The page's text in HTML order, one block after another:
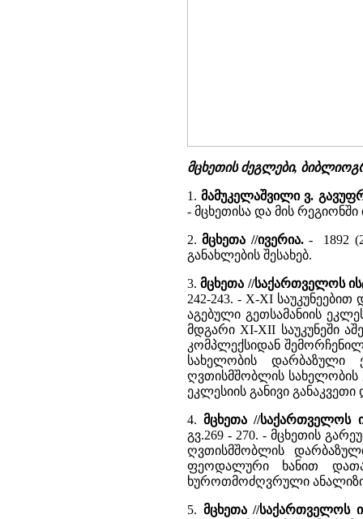
მცხეთის ძეგლები,
1.მამუკელაშვილი ვ.
- მცხეთისა და მის
2.მცხეთა //ივერია.- 1892
განახლების შესახებ.
3.მცხეთა //საქართველოს
242-243. - X-XI
აგებული გეთსამანიის
მდგარი XI-XII საუკუნეში
კომპლექსიდან
სახელობის დარბაზული
ღვთისმშობლის სახელობის
ეკლესიის განივი განაკვეთი
4.მცხეთა //
გვ.269 - 270. - მცხეთის
ღვთისმშობლის
ფეოდალური ხანით
ხუროთმოძღვრული ანალიზი.
5. მცხეთა //საქართველოს